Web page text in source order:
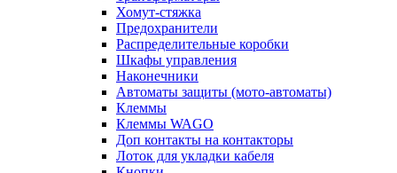
Хомут-стяжка
Предохранители
Распределительные коробки
Шкафы управления
Наконечники
Автоматы защиты (мото-автоматы)
Клеммы
Клеммы WAGO
Доп контакты на контакторы
Лоток для укладки кабеля